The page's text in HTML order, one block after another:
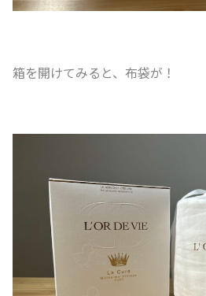
箱を開けてみると、布袋が！